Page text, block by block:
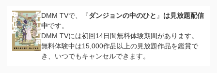
DMM TVで、『ダンジョンの中のひと 』 は見放題配信
中です。
DMM TVには初回14日間無料体験期間があります。
無料体験中は15,000作品以上の見放題作品を鑑賞で
き、いつでもキャンセルできます。